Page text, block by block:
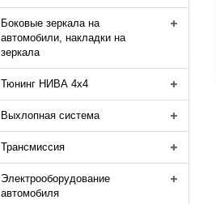
Боковые зеркала на
автомобили, накладки на
зеркала
Тюнинг НИВА 4х4
Выхлопная система
Трансмиссия
Электрооборудование
автомобиля